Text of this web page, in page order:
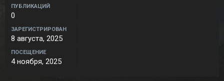
ПУБЛИКАЦИЙ
0
ЗАРЕГИСТРИРОВАН
8 августа, 2025
ПОСЕЩЕНИЕ
4 ноября, 2025